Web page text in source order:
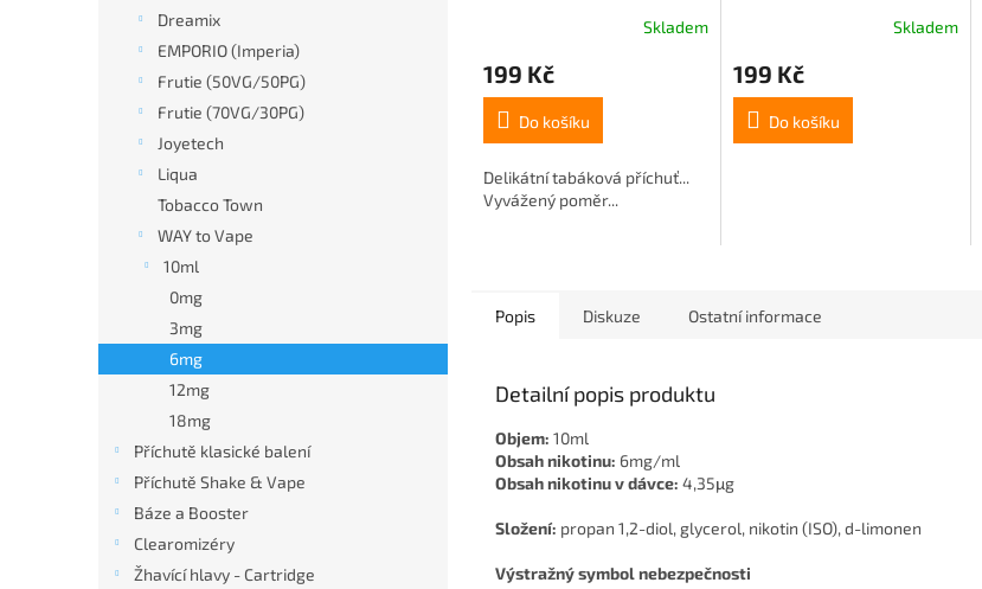
Dreamix
EMPORIO (Imperia)
Frutie (50VG/50PG)
Frutie (70VG/30PG)
Joyetech
Liqua
Tobacco Town
WAY to Vape
10ml
0mg
3mg
6mg
12mg
18mg
Příchutě klasické balení
Příchutě Shake & Vape
Báze a Booster
Clearomizéry
Žhavící hlavy - Cartridge
Skladem
199 Kč
Do košíku
Delikátní tabáková příchuť...
Vyvážený poměr...
Skladem
199 Kč
Do košíku
Popis Diskuze Ostatní informace
Detailní popis produktu
Objem: 10ml
Obsah nikotinu: 6mg/ml
Obsah nikotinu v dávce: 4,35μg
Složení: propan 1,2-diol, glycerol, nikotin (ISO), d-limonen
Výstražný symbol nebezpečnosti